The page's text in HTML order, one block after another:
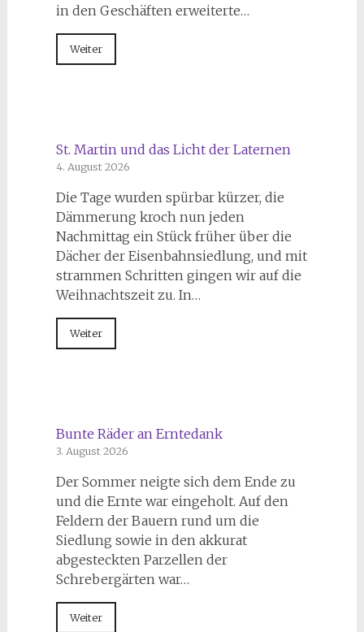
in den Geschäften erweiterte…
Weiter
St. Martin und das Licht der Laternen
4. August 2026
Die Tage wurden spürbar kürzer, die
Dämmerung kroch nun jeden
Nachmittag ein Stück früher über die
Dächer der Eisenbahnsiedlung, und mit
strammen Schritten gingen wir auf die
Weihnachtszeit zu. In…
Weiter
Bunte Räder an Erntedank
3. August 2026
Der Sommer neigte sich dem Ende zu
und die Ernte war eingeholt. Auf den
Feldern der Bauern rund um die
Siedlung sowie in den akkurat
abgesteckten Parzellen der
Schrebergärten war…
Weiter